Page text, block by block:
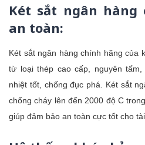
Két sắt ngân hàng
an toàn:
Két sắt ngân hàng chính hãng của
từ loại thép cao cấp, nguyên tấm,
nhiệt tốt, chống đục phá. Két sắt
chống cháy lên đến 2000 độ C
giúp đảm bảo an toàn cực tốt cho